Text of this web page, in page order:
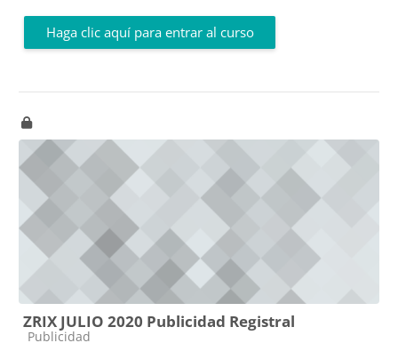
Haga clic aquí para entrar al curso
ZRIX JULIO 2020 Publicidad Registral
Categoría de cursos
Publicidad